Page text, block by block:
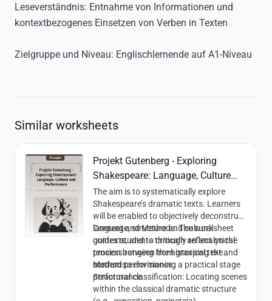
Leseverständnis: Entnahme von Informationen und
kontextbezogenes Einsetzen von Verben in Texten
Zielgruppe und Niveau: Englischlernende auf A1-Niveau
Similar worksheets
Projekt Gutenberg - Exploring
Shakespeare: Language, Culture
and Performance
The aim is to systematically explore
Shakespeare’s dramatic texts. Learners
will be enabled to objectively deconstruct
language, structure and cultural
contexts, and to critically reflect on the
tension between the historical text and
modern performance.
Content and Methods:The worksheet
guides students through an analytical
process ranging from grasping the
content to envisioning a practical stage
performance.
Methods:
Structural classification: Locating scenes
within the classical dramatic structure